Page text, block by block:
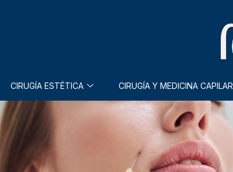
CIRUGÍA ESTÉTICA CIRUGÍA Y MEDICINA CAPILAR